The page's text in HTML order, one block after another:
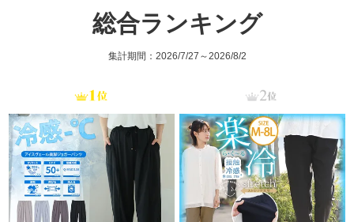
総合ランキング
集計期間：2026/7/27～2026/8/2